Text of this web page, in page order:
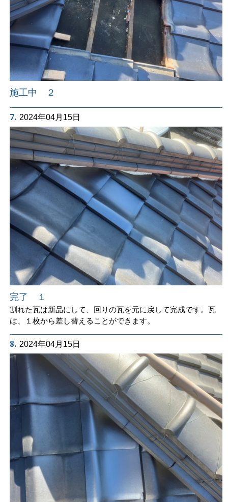
施工中 ２
7. 2024年04月15日
完了 １
割れた瓦は新品にして、回りの瓦を元に戻して完成です。瓦
は、１枚から差し替えることができます。
8. 2024年04月15日